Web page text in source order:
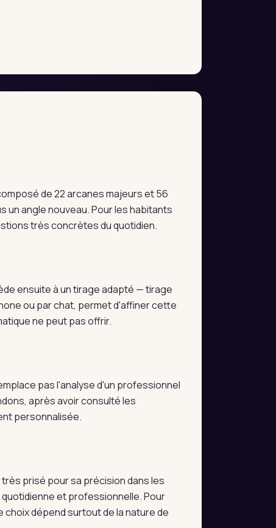
de 22 arcanes majeurs et 56
un angle nouveau. Pour les habitants
très concrètes du quotidien.
ensuite à un tirage adapté — tirage
ou par chat, permet d'affiner cette
ne peut pas offrir.
pas l'analyse d'un professionnel
après avoir consulté les
personnalisée.
prisé pour sa précision dans les
et professionnelle. Pour
dépend surtout de la nature de